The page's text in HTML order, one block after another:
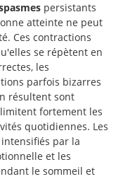
persistants
atteinte ne peut
Ces contractions
se répètent en
les
parfois bizarres
résultent sont
fortement les
quotidiennes. Les
par la
et les
le sommeil et